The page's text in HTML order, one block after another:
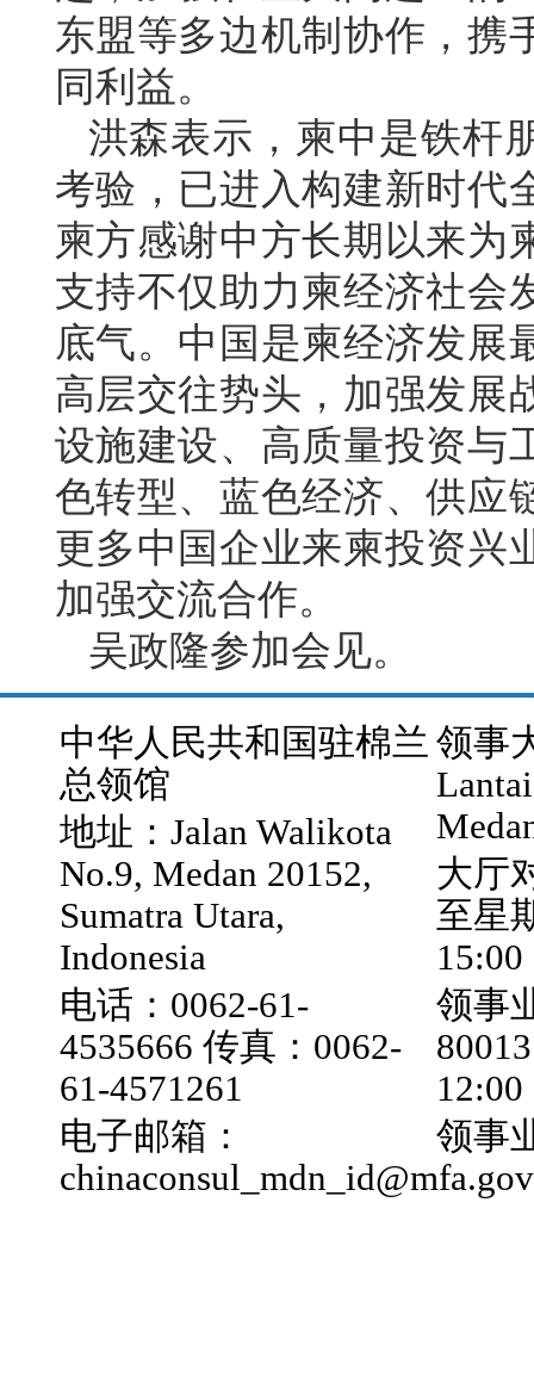
东盟等多边机制协作，携
同利益。
洪森表示，柬中是铁杆
考验，已进入构建新时代
柬方感谢中方长期以来为
支持不仅助力柬经济社会
底气。中国是柬经济发展
高层交往势头，加强发展
设施建设、高质量投资与
色转型、蓝色经济、供应
更多中国企业来柬投资兴
加强交流合作。
吴政隆参加会见。
中华人民共和国驻棉兰
总领馆
地址：Jalan Walikota
No.9, Medan 20152,
Sumatra Utara,
Indonesia
电话：0062-61-
4535666 传真：0062-
61-4571261
电子邮箱：
领事
大厅
至星
15:00
领事
领事